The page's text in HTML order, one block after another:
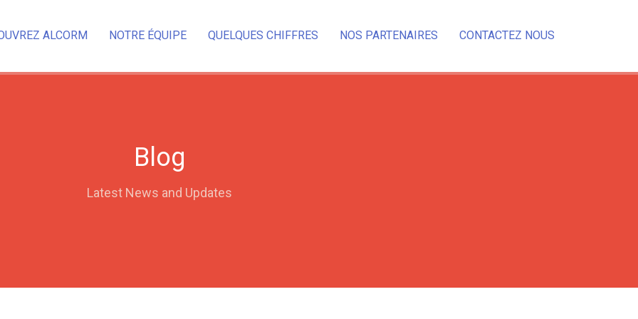
ALCORM NOTRE ÉQUIPE QUELQUES CHIFFRES NOS PARTENAIRES CONTACTEZ NOUS
Blog
Latest News and Updates